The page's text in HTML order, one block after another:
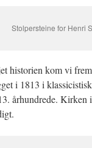
Stolpersteine for Henri
historien kom vi
i 1813 i
århundrede. Kirken